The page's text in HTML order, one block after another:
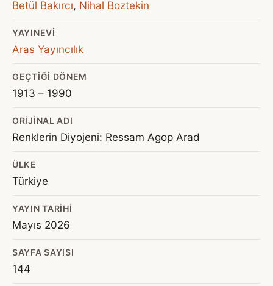
Betül Bakırcı, Nihal Boztekin
YAYINEVI
Aras Yayıncılık
GEÇTIĞI DÖNEM
1913 – 1990
ORIJINAL ADI
Renklerin Diyojeni: Ressam Agop Arad
ÜLKE
Türkiye
YAYIN TARIHI
Mayıs 2026
SAYFA SAYISI
144